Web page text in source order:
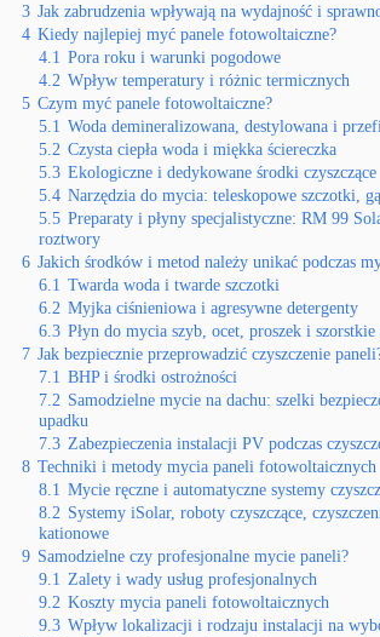
3 Jak zabrudzenia wpływają na wydajność i
4 Kiedy najlepiej myć panele fotowoltaiczne?
4.1 Pora roku i warunki pogodowe
4.2 Wpływ temperatury i różnic termicznych
5 Czym myć panele fotowoltaiczne?
5.1 Woda demineralizowana, destylowana i
5.2 Czysta ciepła woda i miękka ściereczka
5.3 Ekologiczne i dedykowane środki czyszczące
5.4 Narzędzia do mycia: teleskopowe szczotki,
5.5 Preparaty i płyny specjalistyczne: RM 99
roztwory
6 Jakich środków i metod należy unikać podczas
6.1 Twarda woda i twarde szczotki
6.2 Myjka ciśnieniowa i agresywne detergenty
6.3 Płyn do mycia szyb, ocet, proszek i szorstkie
7 Jak bezpiecznie przeprowadzić czyszczenie
7.1 BHP i środki ostrożności
7.2 Samodzielne mycie na dachu: szelki
upadku
7.3 Zabezpieczenia instalacji PV podczas
8 Techniki i metody mycia paneli fotowoltaicznych
8.1 Mycie ręczne i automatyczne systemy
8.2 Systemy iSolar, roboty czyszczące,
kationowe
9 Samodzielne czy profesjonalne mycie paneli?
9.1 Zalety i wady usług profesjonalnych
9.2 Koszty mycia paneli fotowoltaicznych
9.3 Wpływ lokalizacji i rodzaju instalacji na